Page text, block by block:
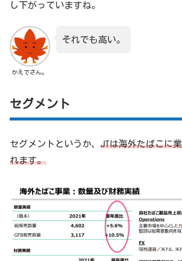
し下がっていますね。
かえでさん。
それでも高い。
セグメント
セグメントというか、 JTは海外たばこに
れます。